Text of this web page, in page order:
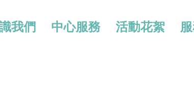
我們 中心服務 活動花絮